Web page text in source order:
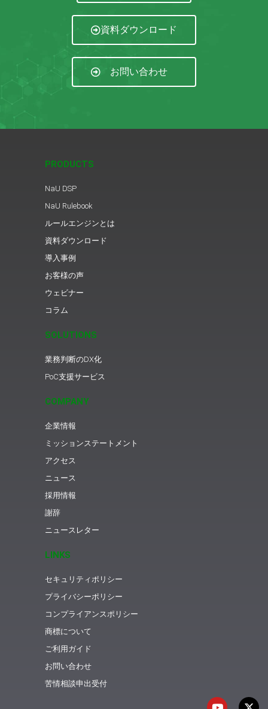
資料ダウンロード
お問い合わせ
PRODUCTS
NaU DSP
NaU Rulebook
ルールエンジンとは
資料ダウンロード
導入事例
お客様の声
ウェビナー
コラム
SOLUTIONS
業務判断のDX化
PoC支援サービス
COMPANY
企業情報
ミッションステートメント
アクセス
ニュース
採用情報
謝辞
ニュースレター
LINKS
セキュリティポリシー
プライバシーポリシー
コンプライアンスポリシー
商標について
ご利用ガイド
お問い合わせ
苦情相談申出受付
Y
X